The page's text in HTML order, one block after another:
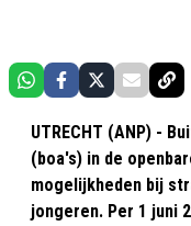
UTRECHT (ANP) -
(boa's) in de
mogelijkheden bij
jongeren. Per 1 juni